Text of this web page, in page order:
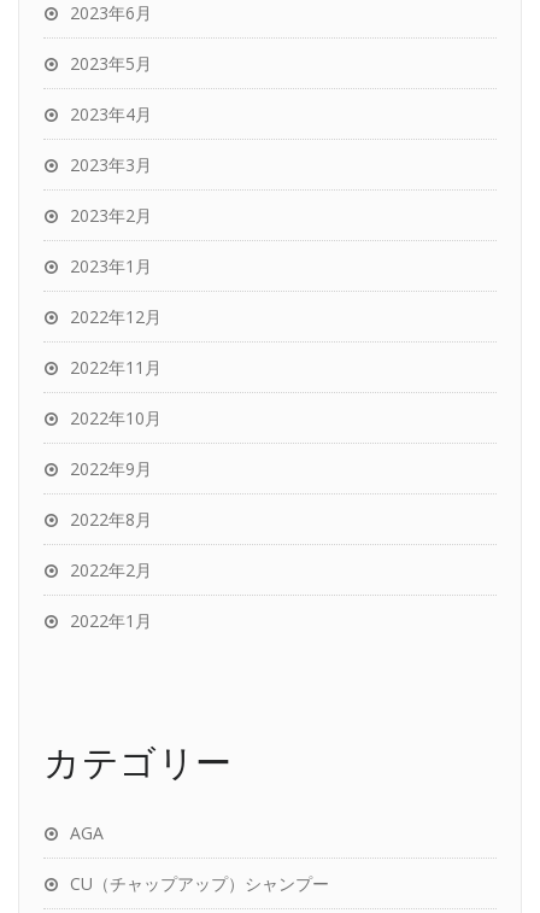
2023年6月
2023年5月
2023年4月
2023年3月
2023年2月
2023年1月
2022年12月
2022年11月
2022年10月
2022年9月
2022年8月
2022年2月
2022年1月
カテゴリー
AGA
CU（チャップアップ）シャンプー